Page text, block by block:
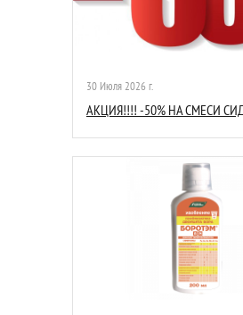
30 Июля 2026 г.
АКЦИЯ!!!! -50% НА СМЕСИ